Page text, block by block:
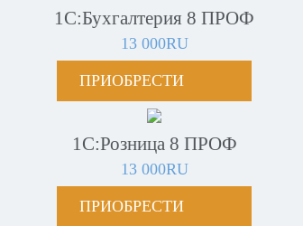
1С:Бухгалтерия 8 ПРОФ
13 000RU
ПРИОБРЕСТИ
1С:Розница 8 ПРОФ
13 000RU
ПРИОБРЕСТИ